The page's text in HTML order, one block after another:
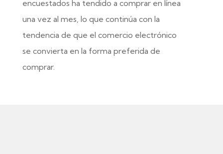
encuestados ha tendido a comprar en línea
una vez al mes, lo que continúa con la
tendencia de que el comercio electrónico
se convierta en la forma preferida de
comprar.